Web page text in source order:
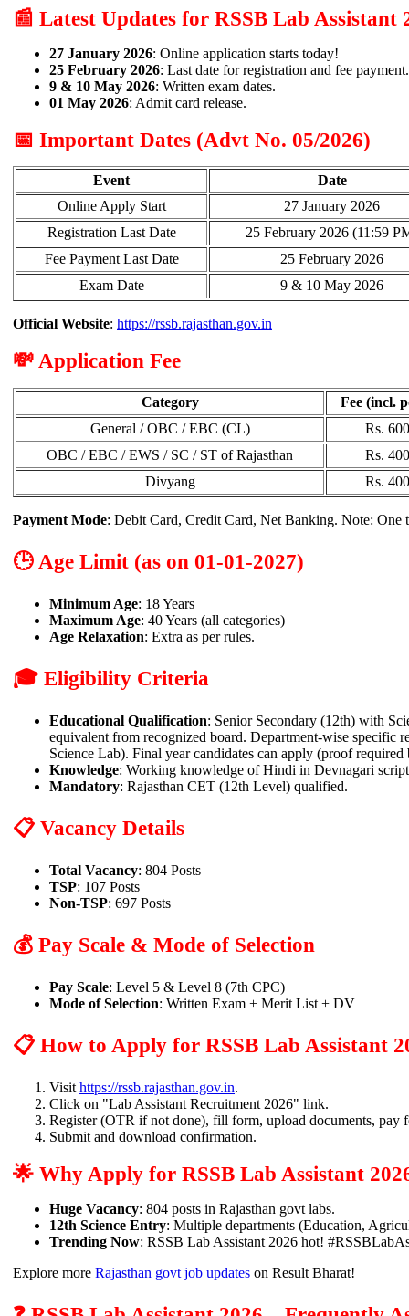
📰 Latest Updates for RSSB Lab Assistant
27 January 2026: Online application starts today!
25 February 2026: Last date for registration and fee payment.
9 & 10 May 2026: Written exam dates.
01 May 2026: Admit card release.
📅 Important Dates (Advt No. 05/2026)
Event
Date
Online Apply Start
27 January 2026
Registration Last Date
25 February 2026 (11:59
Fee Payment Last Date
25 February 2026
Exam Date
9 & 10 May 2026
Official Website: https://rssb.rajasthan.gov.in
💸 Application Fee
Category
Fee (incl.
General / OBC / EBC (CL)
Rs.
OBC / EBC / EWS / SC / ST of Rajasthan
Rs.
Divyang
Rs.
Payment Mode: Debit Card, Credit Card, Net Banking. Note: One
🕒 Age Limit (as on 01-01-2027)
Minimum Age: 18 Years
Maximum Age: 40 Years (all categories)
Age Relaxation: Extra as per rules.
🎓 Eligibility Criteria
Educational Qualification: Senior Secondary (12th) with
equivalent from recognized board. Department-wise specific
Science Lab). Final year candidates can apply (proof
Knowledge: Working knowledge of Hindi in Devnagari
Mandatory: Rajasthan CET (12th Level) qualified.
📋 Vacancy Details
Total Vacancy: 804 Posts
TSP: 107 Posts
Non-TSP: 697 Posts
💰 Pay Scale & Mode of Selection
Pay Scale: Level 5 & Level 8 (7th CPC)
Mode of Selection: Written Exam + Merit List + DV
📋 How to Apply for RSSB Lab Assistant
Visit https://rssb.rajasthan.gov.in.
Click on "Lab Assistant Recruitment 2026" link.
Register (OTR if not done), fill form, upload documents, pay
Submit and download confirmation.
🌟 Why Apply for RSSB Lab Assistant
Huge Vacancy: 804 posts in Rajasthan govt labs.
12th Science Entry: Multiple departments (Education,
Trending Now: RSSB Lab Assistant 2026 hot!
Explore more Rajasthan govt job updates on Result Bharat!